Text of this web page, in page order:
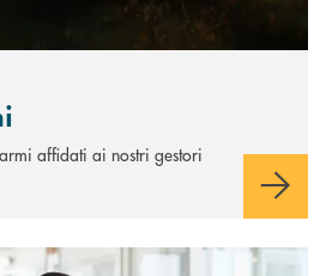
affidati ai nostri gestori